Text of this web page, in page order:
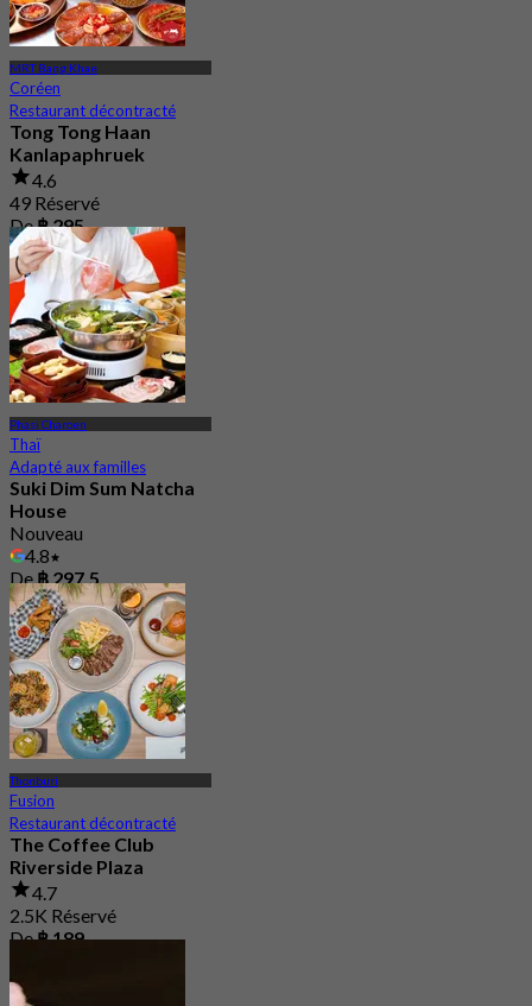
MRT Bang Khae
Coréen
Restaurant décontracté
Tong Tong Haan
Kanlapaphruek
4.6
49 Réservé
De฿ 295
Phasi Charoen
Thaï
Adapté aux familles
Suki Dim Sum Natcha
House
Nouveau
4.8
De ฿ 297.5
Thonburi
Fusion
Restaurant décontracté
The Coffee Club
Riverside Plaza
4.7
2.5K Réservé
De฿ 189